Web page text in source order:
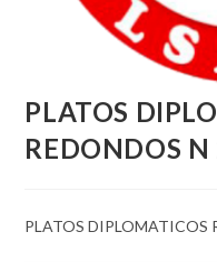
PLATOS
REDONDOS N
PLATOS DIPLOMATICOS